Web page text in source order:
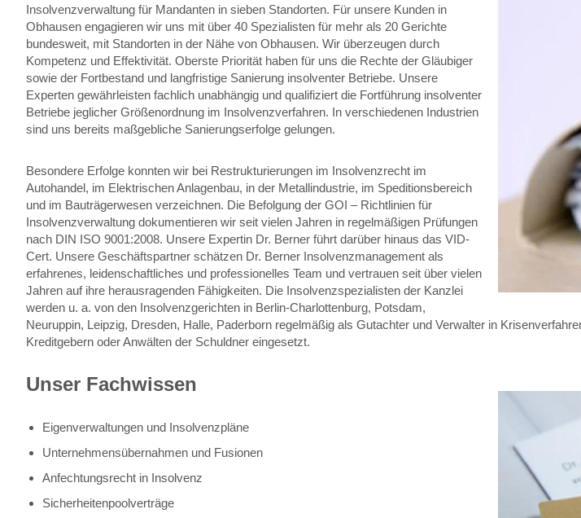
Insolvenzverwaltung für Mandanten in sieben Standorten. Für unsere Kunden in
Obhausen engagieren wir uns mit über 40 Spezialisten für mehr als 20 Gerichte
bundesweit, mit Standorten in der Nähe von Obhausen. Wir überzeugen durch
Kompetenz und Effektivität. Oberste Priorität haben für uns die Rechte der Gläubiger
sowie der Fortbestand und langfristige Sanierung insolventer Betriebe. Unsere
Experten gewährleisten fachlich unabhängig und qualifiziert die Fortführung insolventer
Betriebe jeglicher Größenordnung im Insolvenzverfahren. In verschiedenen Industrien
sind uns bereits maßgebliche Sanierungserfolge gelungen.
Besondere Erfolge konnten wir bei Restrukturierungen im Insolvenzrecht im
Autohandel, im Elektrischen Anlagenbau, in der Metallindustrie, im Speditionsbereich
und im Bauträgerwesen verzeichnen. Die Befolgung der GOI – Richtlinien für
Insolvenzverwaltung dokumentieren wir seit vielen Jahren in regelmäßigen Prüfungen
nach DIN ISO 9001:2008. Unsere Expertin Dr. Berner führt darüber hinaus das VID-
Cert. Unsere Geschäftspartner schätzen Dr. Berner Insolvenzmanagement als
erfahrenes, leidenschaftliches und professionelles Team und vertrauen seit über vielen
Jahren auf ihre herausragenden Fähigkeiten. Die Insolvenzspezialisten der Kanzlei
werden u. a. von den Insolvenzgerichten in Berlin-Charlottenburg, Potsdam,
Neuruppin, Leipzig, Dresden, Halle, Paderborn regelmäßig als Gutachter und Verwalter in
Kreditgebern oder Anwälten der Schuldner eingesetzt.
Unser Fachwissen
Eigenverwaltungen und Insolvenzpläne
Unternehmensübernahmen und Fusionen
Anfechtungsrecht in Insolvenz
Sicherheitenpoolverträge